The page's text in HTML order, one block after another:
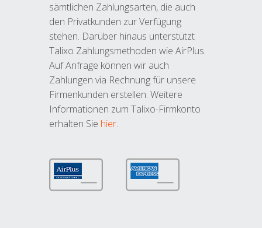
sämtlichen Zahlungsarten, die auch
den Privatkunden zur Verfügung
stehen. Darüber hinaus unterstützt
Talixo Zahlungsmethoden wie AirPlus.
Auf Anfrage können wir auch
Zahlungen via Rechnung für unsere
Firmenkunden erstellen. Weitere
Informationen zum Talixo-Firmkonto
erhalten Sie hier.